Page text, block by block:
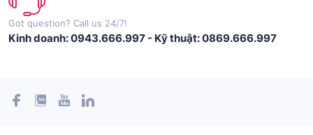
Got question? Call us 24/7!
Kinh doanh: 0943.666.997 - Kỹ thuật: 0869.666.997